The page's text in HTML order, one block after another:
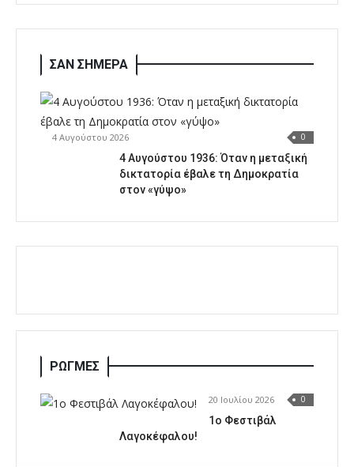
ΣΑΝ ΣΗΜΕΡΑ
4 Αυγούστου 2026 0
4 Αυγούστου 1936: Όταν η μεταξική
δικτατορία έβαλε τη Δημοκρατία
στον «γύψο»
ΡΩΓΜΕΣ
20 Ιουλίου 2026 0
1o Φεστιβάλ
Λαγοκέφαλου!